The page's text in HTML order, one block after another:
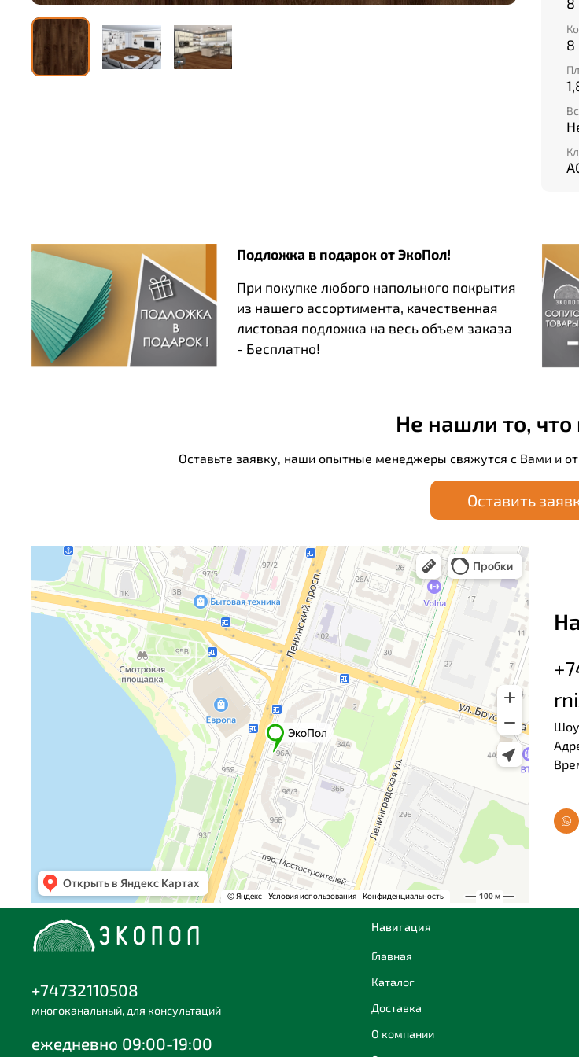
8
Подложка в подарок от ЭкоПол!
При покупке любого напольного покрытия
из нашего ассортимента, качественная
листовая подложка на весь объем заказа
- Бесплатно!
Не нашли то, что
Оставьте заявку, наши опытные менеджеры свяжутся с Вами и
Оставить
Навигация
Главная
Каталог
Доставка
О компании
+74732110508
многоканальный, для консультаций
ежедневно 09:00-19:00